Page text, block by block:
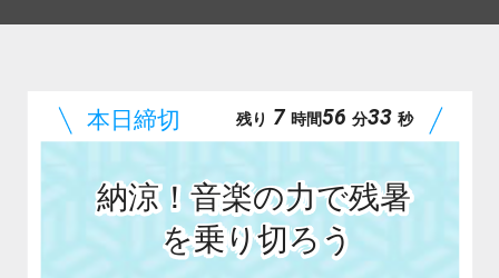
納涼！音楽の力で残暑
を乗り切ろう
残り 7 時間56 分31 秒